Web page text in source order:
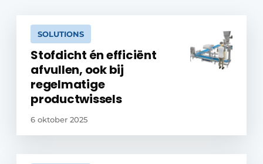
SOLUTIONS
Stofdicht én efficiënt
afvullen, ook bij
regelmatige
productwissels
6 oktober 2025